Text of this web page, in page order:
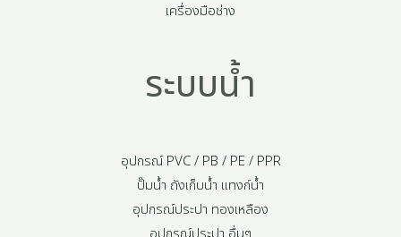
เครื่องมือช่าง
ระบบน้ำ
อุปกรณ์ PVC / PB / PE / PPR
ปั๊มน้ำ ถังเก็บน้ำ แทงก์น้ำ
อุปกรณ์ประปา ทองเหลือง